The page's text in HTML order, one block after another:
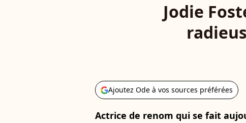
Jodie
Ajoutez Ode à vos sources préférées
Actrice de renom qui se fait